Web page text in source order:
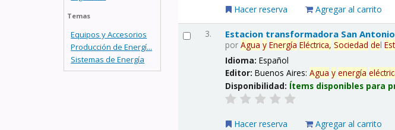
Temas
Equipos y Accesorios
Producción de Energí...
Sistemas de Energía
Hacer reserva Agregar al carrito
3. Estacion transformadora San
porAgua y Energía Eléctrica, Sociedad del
Idioma:Español
Editor:Buenos Aires:Agua y energía
Disponibilidad: Ítems disponibles para
Hacer reserva Agregar al carrito